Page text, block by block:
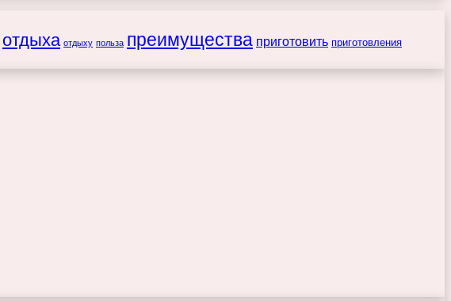
отдыха отдыху польза преимущества приготовить приготовления